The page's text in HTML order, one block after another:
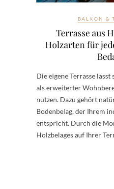
BALKON &
Terrasse aus
Holzarten für
Die eigene Terrasse
als erweiterter
nutzen. Dazu gehört
Bodenbelag, der Ihrem
entspricht. Durch die
Holzbelages auf Ihrer